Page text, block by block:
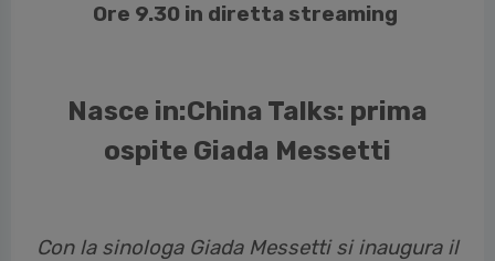
Ore 9.30 in diretta streaming
Nasce in:China Talks: prima
ospite Giada Messetti
Con la sinologa Giada Messetti si inaugura il